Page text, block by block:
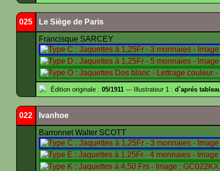
025 Le Siège de Paris
Francisque SARCEY
Édition originale : 05/1911 --- Illustrateur 1 : d`aprés
022 Ivanhoe
Barronnet Walter SCOTT